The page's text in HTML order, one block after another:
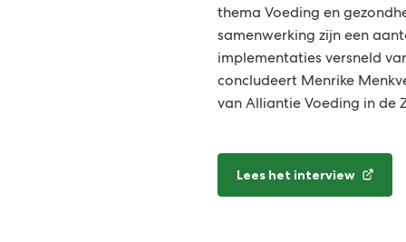
thema Voeding en
samenwerking zijn een
implementaties versneld
concludeert Menrike
van Alliantie Voeding in de
Lees het interview
(Verwijst